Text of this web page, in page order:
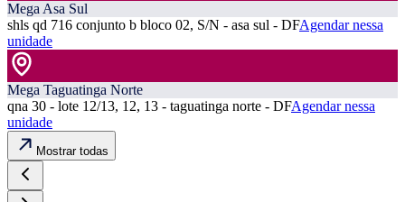
Mega Asa Sul
shls qd 716 conjunto b bloco 02, S/N - asa sul - DFAgendar nessa
unidade
Mega Taguatinga Norte
qna 30 - lote 12/13, 12, 13 - taguatinga norte - DFAgendar nessa
unidade
Mostrar todas